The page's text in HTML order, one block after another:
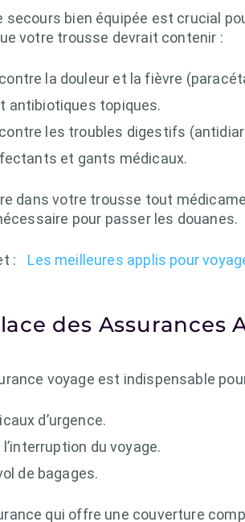
secours bien équipée est crucial
votre trousse devrait contenir :
la douleur et la fièvre
antibiotiques topiques.
les troubles digestifs
et gants médicaux.
dans votre trousse tout
pour passer les douanes.
: Les meilleures applis pour
des Assurances
voyage est indispensable
d’urgence.
l’interruption du voyage.
de bagages.
qui offre une couverture